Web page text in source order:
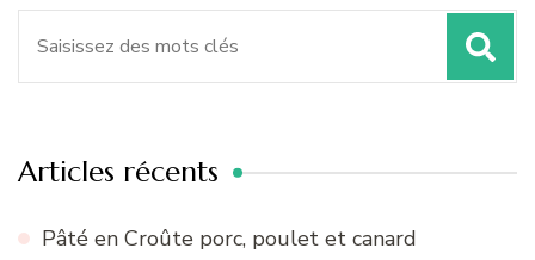
Articles récents
Pâté en Croûte porc, poulet et canard